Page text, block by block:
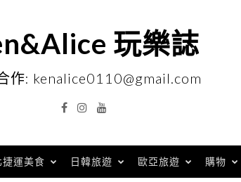
玩樂誌
作: kenalice0110@gmail.com
FacebookInstagramYouTube
捷運美食 日韓旅遊 歐亞旅遊 購物